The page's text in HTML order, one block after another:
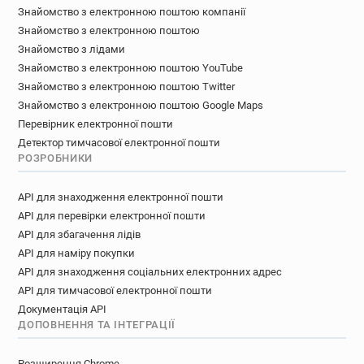
y**********@nominet.org.uk
n*******@nominet.org.uk
d*********@nominet.org.uk
r************@nominet.org.uk
u********@nominet.org.uk
r*********@nominet.org.uk
k********@nominet.org.uk
q************@nominet.org.uk
i**********@nominet.org.uk
m***********@nominet.org.uk
w**********@nominet.org.uk
l************@nominet.org.uk
p**********@nominet.org.uk
m************@nominet.org.uk
s*****@nominet.org.uk
j********@nominet.org.uk
b*********@nominet.org.uk
o*********@nominet.org.uk
n**********@nominet.org.uk
Знайомство з електронною поштою компанії
Знайомство з електронною поштою
Знайомство з лідами
Знайомство з електронною поштою YouTube
Знайомство з електронною поштою Twitter
Знайомство з електронною поштою Google Maps
Перевірник електронної пошти
Детектор тимчасової електронної пошти
РОЗРОБНИКИ
API для знаходження електронної пошти
API для перевірки електронної пошти
API для збагачення лідів
API для наміру покупки
API для знаходження соціальних електронних адрес
API для тимчасової електронної пошти
Документація API
ДОПОВНЕННЯ ТА ІНТЕГРАЦІЇ